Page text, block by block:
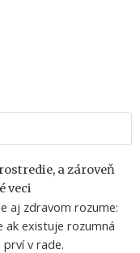
a zároveň
veci
aj zdravom rozume:
ak existuje rozumná
v rade.